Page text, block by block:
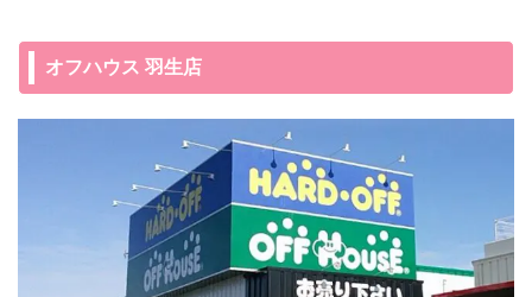
オフハウス 羽生店